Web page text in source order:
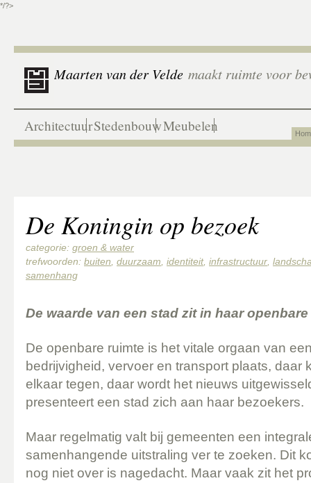
*/?>
Maarten van der Velde maakt ruimte voor
ArchitectuurStedenbouwMeubelen
De Koningin op bezoek
categorie: groen & water
trefwoorden: buiten duurzaam identiteit, infrastructuur
samenhang
De waarde van een stad zit in haar
De openbare ruimte is het vitale orgaan van
bedrijvigheid, vervoer en transport plaats, daar
elkaar tegen, daar wordt het nieuws
presenteert een stad zich aan haar bezoekers.
Maar regelmatig valt bij gemeenten een
samenhangende uitstraling ver te zoeken. Dit
nog niet over is nagedacht. Maar vaak zit het